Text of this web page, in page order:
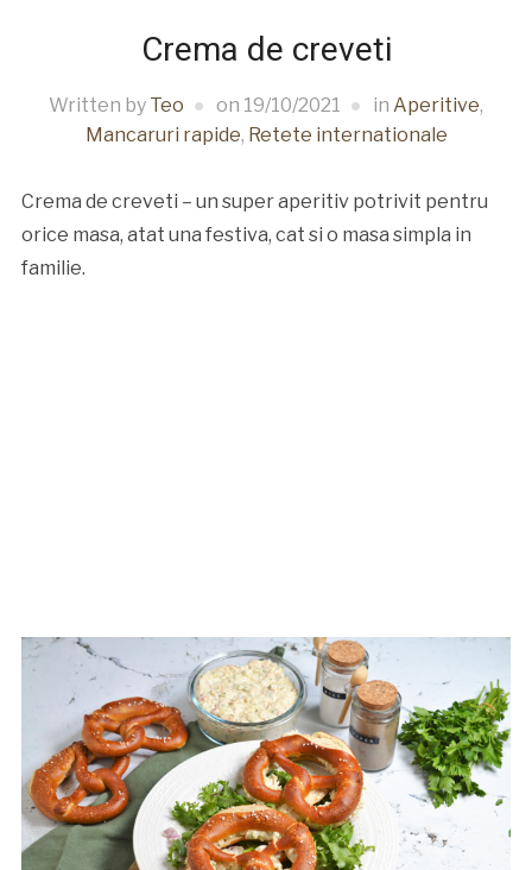
Crema de creveti
Written by Teo on 19/10/2021 in Aperitive,
Mancaruri rapide, Retete internationale
Crema de creveti – un super aperitiv potrivit pentru
orice masa, atat una festiva, cat si o masa simpla in
familie.